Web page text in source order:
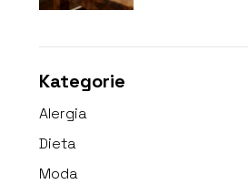
Kategorie
Alergia
Dieta
Moda